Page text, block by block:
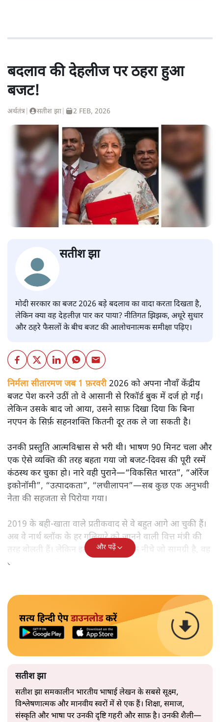
बदलाव की देहलीज पर ठहरा हुआ
बजट!
अर्थतंत्र सतीश झा 2 FEB, 2026
सतीश झा
मोदी सरकार का बजट 2026 बड़े बदलाव का वादा करता दिखता है,
लेकिन क्या वह देहलीज़ पार कर पाया? नीतिगत झिझक, अधूरे सुधार
और ठहरे फैसलों के बीच बजट की आलोचनात्मक समीक्षा पढ़िए।
निर्मला सीतारमण जब 1 फ़रवरी2026 को अपना नौवाँ केंद्रीय
बजट पेश करने उठीं तो वे आसानी से रिकॉर्ड बुक में दर्ज हो गईं।
लेकिन उसके बाद जो आया, उसने साफ़ दिखा दिया कि बिना
नएपन के सिर्फ़ सहनशक्ति कितनी दूर तक ले जा सकती है।
उनकी प्रस्तुति आत्मविश्वास से भरी थी। भाषण 90 मिनट चला और
एक ऐसे व्यक्ति की तरह बहता गया जो बजट‑दिवस की पूरी रस्में
कंठस्थ कर चुका हो। नारे वही पुराने—“विकसित भारत”, “ऑरेंज
इकोनॉमी”, “उत्पादकता”, “लचीलापन”—सब कुछ एक अनुभवी
नेता की सहजता से पिरोया गया।
2019 के बही‑खाता वाले प्रतीकवाद से वे बहुत आगे आ चुकी हैं।
अब वे नार्थ ब्लॉक के हर गलियारे को जानने वाली वित्त मंत्री की
तरह बोलती हैं। लेकिन इस आत्मविश्वास के नीचे जो सामग्री है, वह
उतनी ही अनुमानित और दोहराव भरी।
और पढ़ें
सत्य हिन्दी ऐपडाउनलोडकरें
सतीश झा
सतीश झा समकालीन भारतीय भाषाई लेखन के सबसे सूक्ष्म,
विश्लेषणात्मक और मानवीय स्वरों में से एक हैं। शिक्षा, समाज,
संस्कृति और भाषा पर उनकी दृष्टि गहरी और साफ़ है। उनकी शैली—